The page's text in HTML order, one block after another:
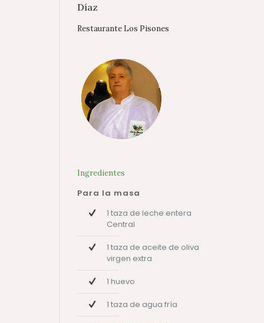
Díaz
Restaurante Los Pisones
Ingredientes
Para la masa
1 taza de leche entera
Central
1 taza de aceite de oliva
virgen extra
1 huevo
1 taza de agua fría